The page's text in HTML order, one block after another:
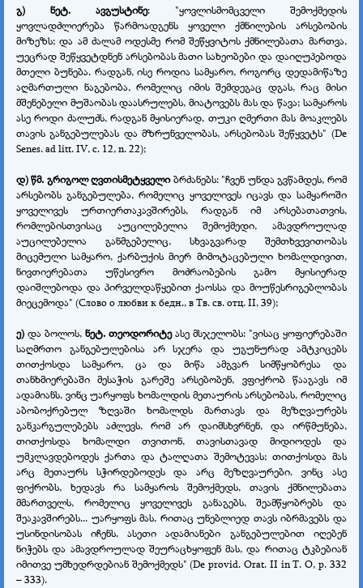
გ) ნეტ. ავგუსტინე: "ყოვლისმომცველი შემოქმედის
ყოვლადძლიერება წარმოადგენს ყოველი ქმნილების არსებობის
მიზეზს; და ამ ძალამ ოდესმე რომ შეწყვიტოს ქმნილებათა მართვა,
უეცრად შეწყვეტდნენ არსებობას მათი სახეობები და დაიღუპებოდა
მთელი ბუნება. რადგან, ისე როდია სამყარო, როგორც დედამიწაზე
აღმართული ნაგებობა, რომელიც იმის შემდეგაც დგას, რაც მისი
მშენებელი მუშაობას დაასრულებს, მიატოვებს მას და წავა; სამყაროს
ასე როდი ძალუძს, რადგან მყისიერად, თუკი ღმერთი მას მოაკლებს
თავის განგებულებას და მზრუნველობას, არსებობას შეწყვეტს" (De
Senes. аd litt. IV, с. 12, n. 22);
დ) წმ. გრიგოლ ღვთისმეტყველიბრძანებს: "ჩვენ უნდა გვწამდეს, რომ
არსებობს განგებულება, რომელიც ყოველივეს იცავს და სამყაროში
ყოველივეს ურთიერთაკავშირებს, რადგან იმ არსებათათვის,
რომლებისთვისაც აუცილებელია შემოქმედი, ამავდროულად
აუცილებელია განმგებელიც, სხვაგვარად შემთხვევითობას
მიცემული სამყარო, ქარბუქის მიერ მიმოტაცებული ხომალდივით,
ნივთიერებათა უწესივრო მოძრაობების გამო მყისიერად
დაიშლებოდა და პირველდაწყებით ქაოსსა და მოუწესრიგებლობას
მიეცემოდა" (Слово о любви к бедн., в Тв. св. отц. II, 39);
ე) და ბოლოს, ნეტ. თეოდორიტეასე მსჯელობს: "ვისაც ყოფიერებაში
საღმრთო განგებულებისა არ სჯერა და უგუნურად ამტკიცებს
თითქოსდა სამყარო, ცა და მიწა ამგვარ სიმწყობრესა და
თანხმიერებაში მესაჭის გარეშე არსებობენ, ვფიქრობ წააგავს იმ
ადამიანს, ვინც უარყოფს ხომალდის მეთაურის არსებობას, რომელიც
აბობოქრებულ ზღვაში ხომალდს მართავს და მეზღვაურებს
განკარგულებებს აძლევს, რომ არ დაიმსხვრნენ, და ირწმუნება,
თითქოსდა ხომალდი თვითონ, თავისთავად მიდიოდეს და
უმკლავდებოდეს ქართა და ტალღათა შემოტევას; თითქოსდა მას
არც მეთაურს სჭირდებოდეს და არც მეზღვაურები. ვინც ასე
ფიქრობს, ხედავს რა სამყაროს შემოქმედს, თავის ქმნილებათა
მმართველს, რომელიც ყოველივეს განაგებს, შეამწყობრებს და
შეაკავშირებს... უარყოფს მას, რითაც უნებლიედ თავს იბრმავებს და
უსინდისობას იჩენს. ასეთი ადამიანები განგებულებით იღებენ
ნიჭებს და ამავდროულად შეურაცხყოფენ მას, და რითაც ტკბებიან
იმითვე უმხედრდებიან შემოქმედს" (De рrоvid. Оrat. II in Т. О, р. 332
– 333).